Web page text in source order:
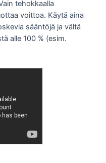
tehokkaalla
voittoa. Käytä aina
sääntöjä ja vältä
alle 100 % (esim.